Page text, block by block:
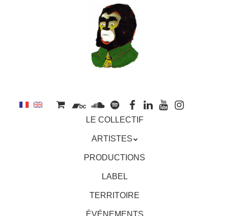
LE COLLECTIF
ARTISTES
PRODUCTIONS
LABEL
TERRITOIRE